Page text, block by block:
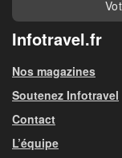
Infotravel.fr
Nos magazines
Soutenez Infotravel
Contact
L’équipe